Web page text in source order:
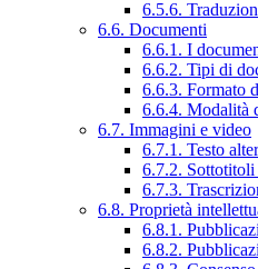
6.5.6.
6.6. Documenti
6.6.1. I
6.6.2. Tipi di
6.6.3. Formato
6.6.4. Modalità
6.7. Immagini e video
6.7.1. Testo
6.7.2.
6.7.3.
6.8. Proprietà
6.8.1.
6.8.2.